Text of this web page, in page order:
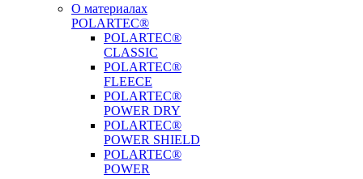
О материалах
POLARTEC®
POLARTEC®
CLASSIC
POLARTEC®
FLEECE
POLARTEC®
POWER DRY
POLARTEC®
POWER SHIELD
POLARTEC®
POWER